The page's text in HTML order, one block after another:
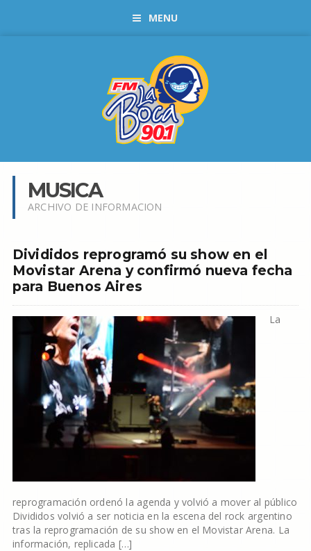
MENU
MUSICA
ARCHIVO DE INFORMACION
Divididos reprogramó su show en el
Movistar Arena y confirmó nueva fecha
para Buenos Aires
La
reprogramación ordenó la agenda y volvió a mover al público
Divididos volvió a ser noticia en la escena del rock argentino
tras la reprogramación de su show en el Movistar Arena. La
información, replicada […]